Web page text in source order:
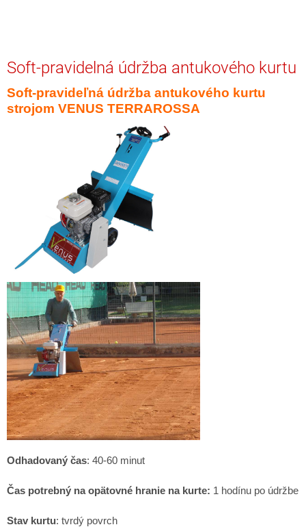
Soft-pravidelná údržba antukového kurtu
Soft-pravideľná údržba antukového kurtu
strojom VENUS TERRAROSSA
Odhadovaný čas: 40-60 minut
Čas potrebný na opätovné hranie na kurte: 1 hodínu po údržbe
Stav kurtu: tvrdý povrch